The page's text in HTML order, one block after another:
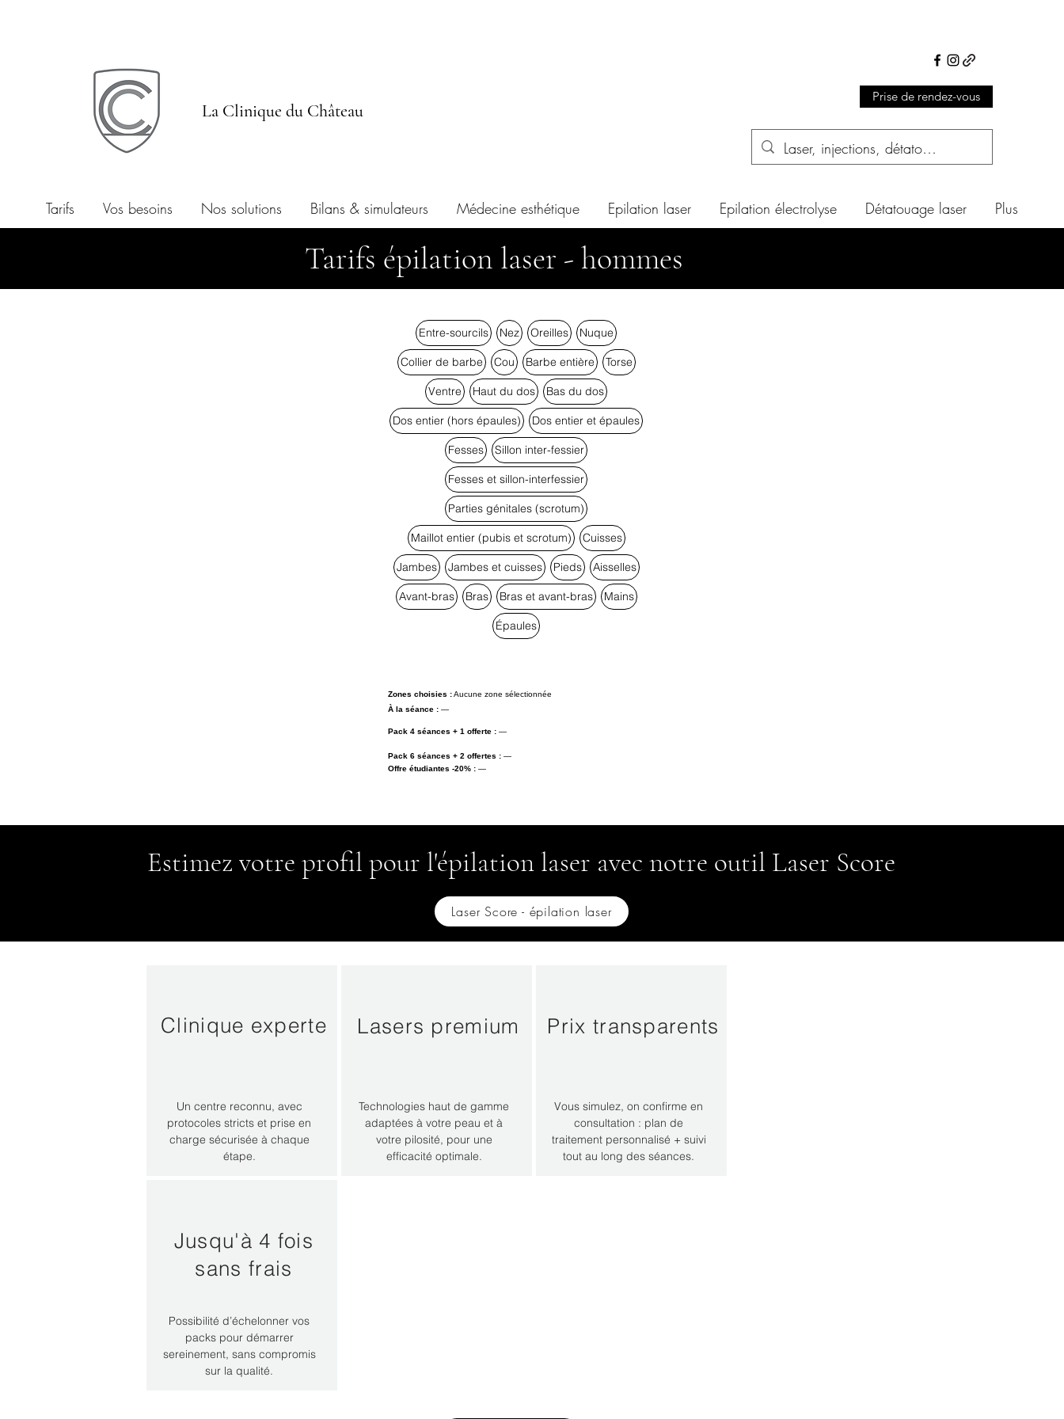
La Clinique du Château
Prise de rendez-vous
Tarifs Vos besoins Nos solutions Bilans & simulateurs Médecine esthétique Epilation laser Epilation électrolyse Détatouage laser Plus
Tarifs épilation laser - hommes
Entre-sourcils Nez Oreilles Nuque
Collier de barbe Cou Barbe entière Torse
Ventre Haut du dos Bas du dos
Dos entier (hors épaules) Dos entier et épaules
Fesses Sillon inter-fessier
Fesses et sillon-interfessier
Parties génitales (scrotum)
Maillot entier (pubis et scrotum) Cuisses
Jambes Jambes et cuisses Pieds Aisselles
Avant-bras Bras Bras et avant-bras Mains
Épaules
Zones choisies :Aucune zone sélectionnée
À la séance : —
Pack 4 séances + 1 offerte : —
Pack 6 séances + 2 offertes : —
Offre étudiantes -20% : —
Estimez votre profil pour l'épilation laser avec notre outil Laser Score
Laser Score - épilation laser
Clinique experte
Un centre reconnu, avec
protocoles stricts et prise en
charge sécurisée à chaque
étape.
Lasers premium
Technologies haut de gamme
adaptées à votre peau et à
votre pilosité, pour une
efficacité optimale.
Prix transparents
Vous simulez, on confirme en
consultation : plan de
traitement personnalisé + suivi
tout au long des séances.
Jusqu'à 4 fois
sans frais
Possibilité d’échelonner vos
packs pour démarrer
sereinement, sans compromis
sur la qualité.